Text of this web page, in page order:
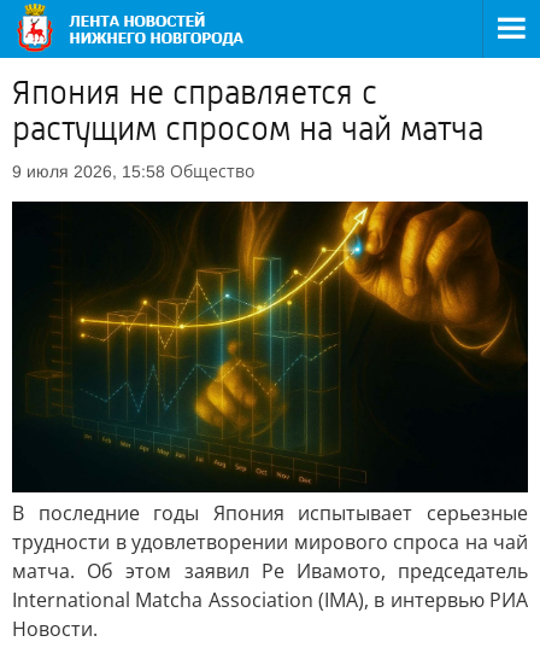
Япония не справляется с
растущим спросом на чай матча
9 июля 2026, 15:58 Общество
В последние годы Япония испытывает серьезные
трудности в удовлетворении мирового спроса на чай
матча. Об этом заявил Ре Ивамото, председатель
International Matcha Association (IMA), в интервью РИА
Новости.